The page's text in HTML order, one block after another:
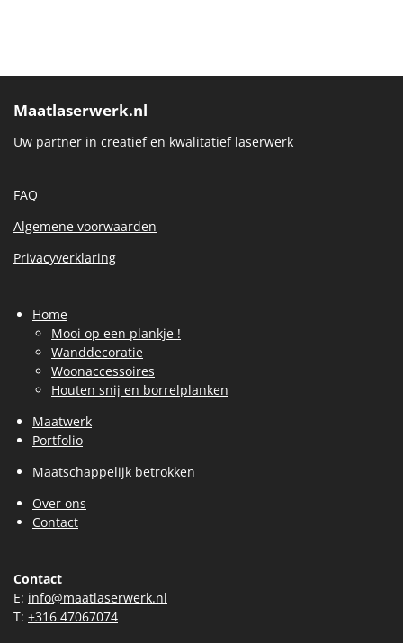
Maatlaserwerk.nl
Uw partner in creatief en kwalitatief laserwerk
FAQ
Algemene voorwaarden
Privacyverklaring
Home
Mooi op een plankje !
Wanddecoratie
Woonaccessoires
Houten snij en borrelplanken
Maatwerk
Portfolio
Maatschappelijk betrokken
Over ons
Contact
Contact
E: info@maatlaserwerk.nl
T: +316 47067074